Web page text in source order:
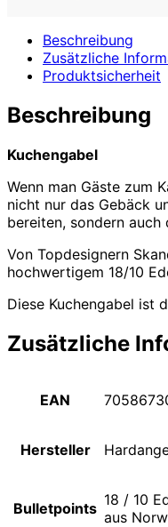
Beschreibung
Zusätzliche
Produktsicherheit
Beschreibung
Kuchengabel
Wenn man Gäste zum
nicht nur das Gebäck
bereiten, sondern auch
Von Topdesignern
hochwertigem 18/10
Diese Kuchengabel ist
Zusätzliche
EAN
Hersteller
Bulletpoints 18 / 10
aus